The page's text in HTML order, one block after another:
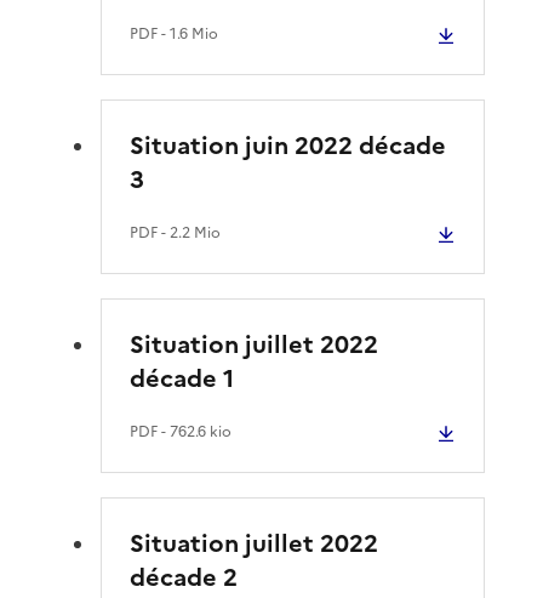
PDF- 1.6 Mio
Situation juin 2022 décade
3
PDF- 2.2 Mio
Situation juillet 2022
décade 1
PDF- 762.6 kio
Situation juillet 2022
décade 2